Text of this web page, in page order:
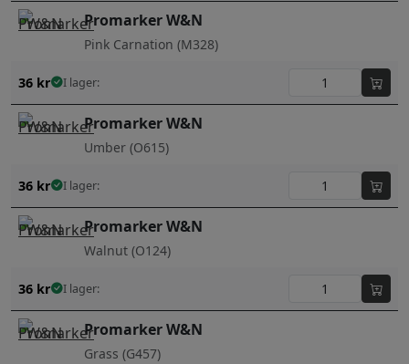
Promarker W&N
Pink Carnation (M328)
36 kr I lager:
Promarker W&N
Umber (O615)
36 kr I lager:
Promarker W&N
Walnut (O124)
36 kr I lager:
Promarker W&N
Grass (G457)